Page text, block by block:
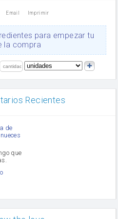
Email Imprimir
para empezar tu
la compra
Recientes
de
que
y